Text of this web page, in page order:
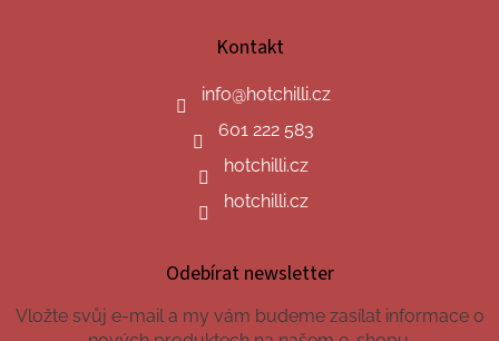
Kontakt
info@hotchilli.cz
601 222 583
hotchilli.cz
hotchilli.cz
Odebírat newsletter
Vložte svůj e-mail a my vám budeme zasílat informace o